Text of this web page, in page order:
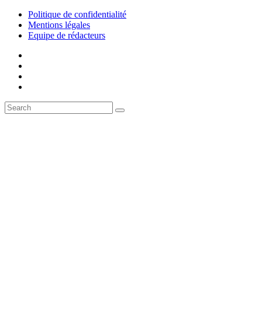
Politique de confidentialité
Mentions légales
Equipe de rédacteurs